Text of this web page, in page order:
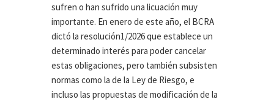
sufren o han sufrido una licuación muy
importante. En enero de este año, el BCRA
dictó la resolución1/2026 que establece un
determinado interés para poder cancelar
estas obligaciones, pero también subsisten
normas como la de la Ley de Riesgo, e
incluso las propuestas de modificación de la